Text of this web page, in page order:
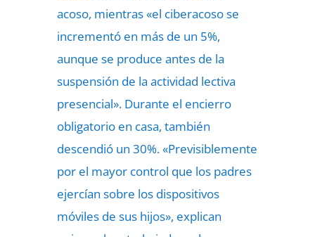
acoso, mientras «el ciberacoso se
incrementó en más de un 5%,
aunque se produce antes de la
suspensión de la actividad lectiva
presencial». Durante el encierro
obligatorio en casa, también
descendió un 30%. «Previsiblemente
por el mayor control que los padres
ejercían sobre los dispositivos
móviles de sus hijos», explican